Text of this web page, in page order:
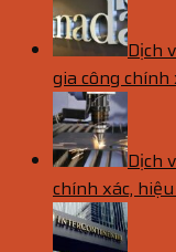
Dịch
gia công
Dịch
chính xác,